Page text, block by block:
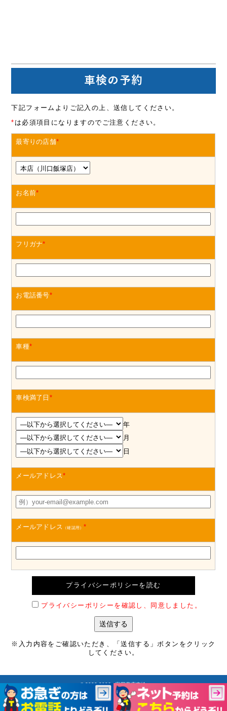
車検の予約
下記フォームよりご記入の上、送信してください。
* は必須項目になりますのでご注意ください。
最寄りの店舗*
お名前*
フリガナ*
お電話番号*
車種*
車検満了日 *
年
月
日
メールアドレス*
メールアドレス （確認用） *
プライバシーポリシーを読む
プライバシーポリシーを確認し、同意しました。
※入力内容をご確認いただき、「送信する」ボタンをクリック
してください。
© 2022-2026 富田商店車検.